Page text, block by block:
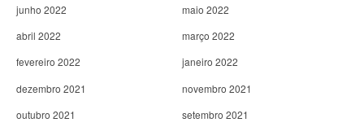
junho 2022
maio 2022
abril 2022
março 2022
fevereiro 2022
janeiro 2022
dezembro 2021
novembro 2021
outubro 2021
setembro 2021